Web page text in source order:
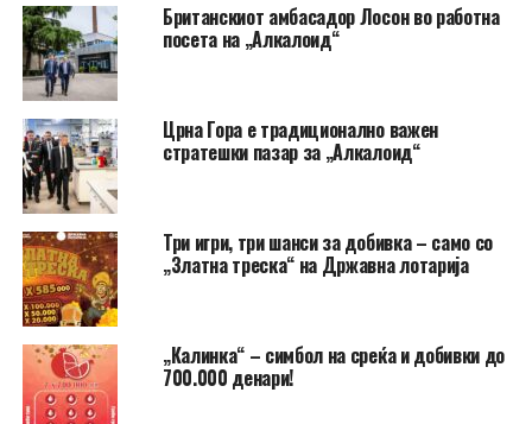
Британскиот амбасадор Лосон во работна
посета на „Алкалоид“
Црна Гора e традиционално важен
стратешки пазар за „Алкалоид“
Три игри, три шанси за добивка – само со
„Златна треска“ на Државна лотарија
„Калинка“ – симбол на среќа и добивки до
700.000 денари!